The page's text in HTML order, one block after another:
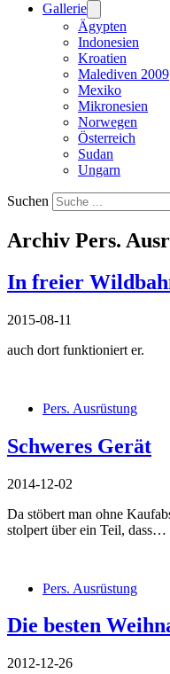
Gallerie
Ägypten
Indonesien
Kroatien
Malediven 2009
Mexiko
Mikronesien
Norwegen
Österreich
Sudan
Ungarn
Suchen
Archiv Pers.
In freier
2015-08-11
auch dort funktioniert er.
Pers. Ausrüstung
Schweres Gerät
2014-12-02
Da stöbert man ohne
stolpert über ein Teil, dass…
Pers. Ausrüstung
Die besten
2012-12-26